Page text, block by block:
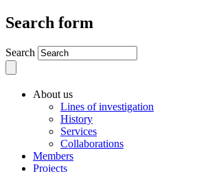
Search form
Search
About us
Lines of investigation
History
Services
Collaborations
Members
Projects